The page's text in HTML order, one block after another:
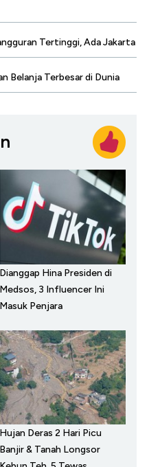
Tertinggi, Ada Jakarta
Belanja Terbesar di Dunia
Dianggap Hina Presiden di
Medsos, 3 Influencer Ini
Masuk Penjara
Hujan Deras 2 Hari Picu
Banjir & Tanah Longsor